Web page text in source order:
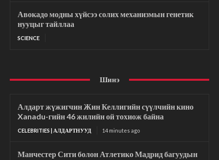
Авокадо модны хүйсээ солих механизмын генетик
нууцыг тайллаа
SCIENCE
Шинэ
Алдарт жүжигчин Жин Келлигийн сүүлчийн кино
Xanadu-гийн 46 жилийн ой тохиож байна
CELEBRITIES | АЛДАРТНУУД 14 minutes ago
Манчестер Сити болон Атлетико Мадрид багуудын